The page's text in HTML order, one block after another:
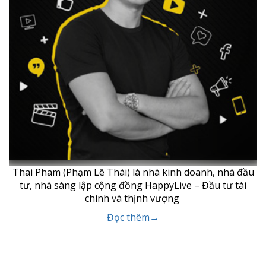
Thai Pham (Phạm Lê Thái) là nhà kinh doanh, nhà đầu
tư, nhà sáng lập cộng đồng HappyLive – Đầu tư tài
chính và thịnh vượng
Đọc thêm→